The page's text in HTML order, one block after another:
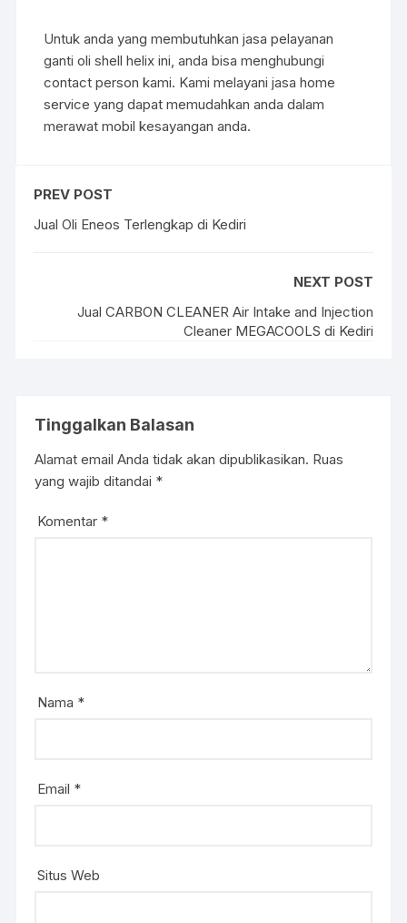
Untuk anda yang membutuhkan jasa pelayanan
ganti oli shell helix ini, anda bisa menghubungi
contact person kami. Kami melayani jasa home
service yang dapat memudahkan anda dalam
merawat mobil kesayangan anda.
PREV POST
Jual Oli Eneos Terlengkap di Kediri
NEXT POST
Jual CARBON CLEANER Air Intake and Injection
Cleaner MEGACOOLS di Kediri
Tinggalkan Balasan
Alamat email Anda tidak akan dipublikasikan. Ruas
yang wajib ditandai *
Komentar *
Nama *
Email *
Situs Web